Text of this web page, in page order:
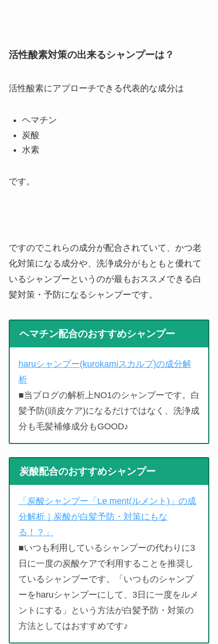
活性酸素対策の出来るシャンプーは？
活性酸素にアプローチできる代表的な成分は
ヘマチン
炭酸
水素
です。
ですのでこれらの成分が配合されていて、かつ老
化対策になる成分や、洗浄成分がもともと優れて
いるシャンプーというのが最もおススメできる白
髪対策・予防になるシャンプーです。
ヘマチン配合のおすすめシャンプー
haruシャンプー(kurokamiスカルプ)の成分解
析
■当ブログの解析上NO1のシャンプーです。白
髪予防(頭皮ケア)になるだけではなく、洗浄成
分も毛髪補修成分もGOOD♪
炭酸配合のおすすめシャンプー
「炭酸シャンプー「Le ment(ルメント)」の成
分解析｜炭酸が白髪予防・対策にもな
る！？」
■いつも利用しているシャンプーの代わりに3
日に一度の炭酸ケアで利用することを推奨し
ているシャンプーです。「いつものシャンプ
ーをharuシャンプーにして、3日に一度をルメ
ントにする」という方法が白髪予防・対策の
方法としてはおすすめです♪